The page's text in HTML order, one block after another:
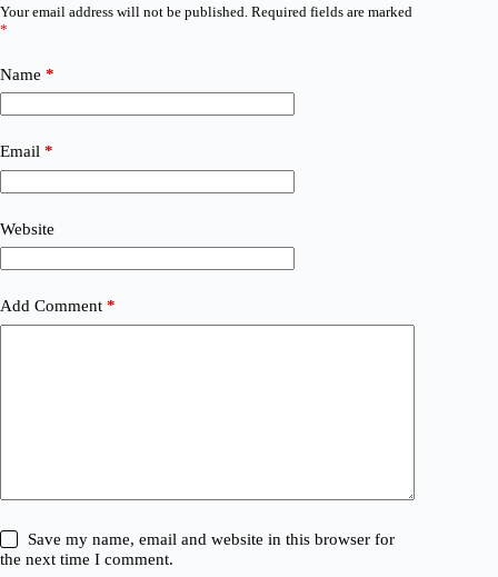
Your email address will not be published. Required fields are marked
*
Name *
Email *
Website
Add Comment *
Save my name, email and website in this browser for
the next time I comment.